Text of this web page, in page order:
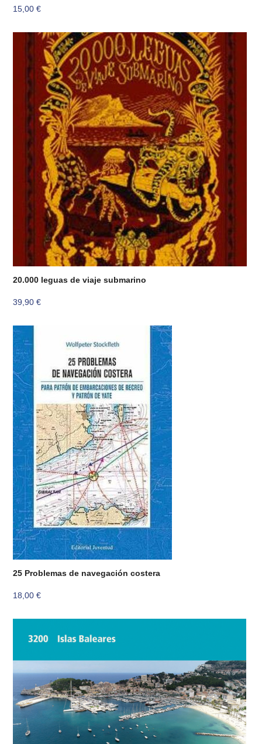
15,00€
20.000 leguas de viaje submarino
39,90€
25 Problemas de navegación costera
18,00€